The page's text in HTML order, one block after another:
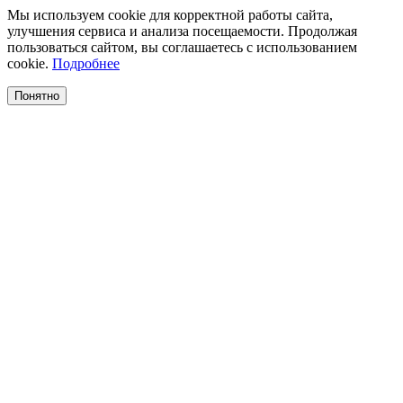
Мы используем cookie для корректной работы сайта,
улучшения сервиса и анализа посещаемости. Продолжая
пользоваться сайтом, вы соглашаетесь с использованием
cookie. Подробнее
Понятно